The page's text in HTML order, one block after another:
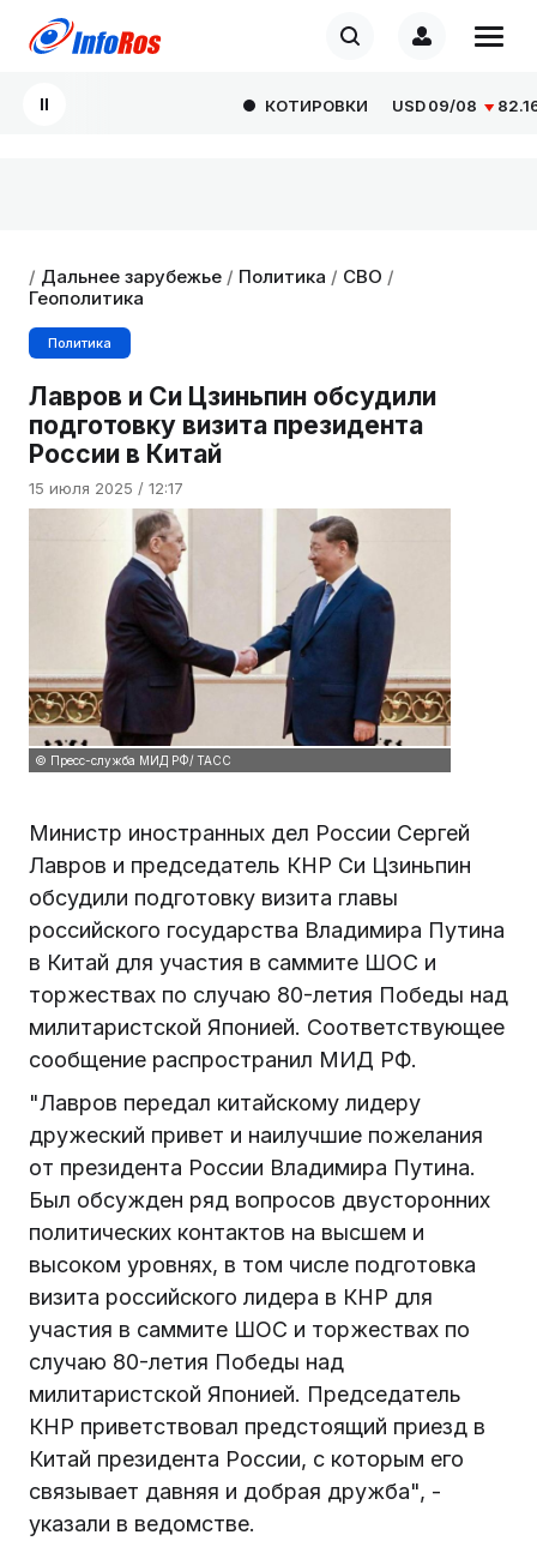
КОТИРОВКИ USD09/08 82.1665
/ Дальнее зарубежье / Политика / СВО /
Геополитика
Политика
Лавров и Си Цзиньпин обсудили
подготовку визита президента
России в Китай
15 июля 2025 / 12:17
© Пресс-служба МИД РФ/ ТАСС
Министр иностранных дел России Сергей
Лавров и председатель КНР Си Цзиньпин
обсудили подготовку визита главы
российского государства Владимира Путина
в Китай для участия в саммите ШОС и
торжествах по случаю 80-летия Победы над
милитаристской Японией. Соответствующее
сообщение распространил МИД РФ.
"Лавров передал китайскому лидеру
дружеский привет и наилучшие пожелания
от президента России Владимира Путина.
Был обсужден ряд вопросов двусторонних
политических контактов на высшем и
высоком уровнях, в том числе подготовка
визита российского лидера в КНР для
участия в саммите ШОС и торжествах по
случаю 80-летия Победы над
милитаристской Японией. Председатель
КНР приветствовал предстоящий приезд в
Китай президента России, с которым его
связывает давняя и добрая дружба", -
указали в ведомстве.